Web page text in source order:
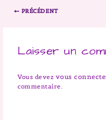
PRÉCÉDENT
Laisser un
Vous devez vous
commentaire.